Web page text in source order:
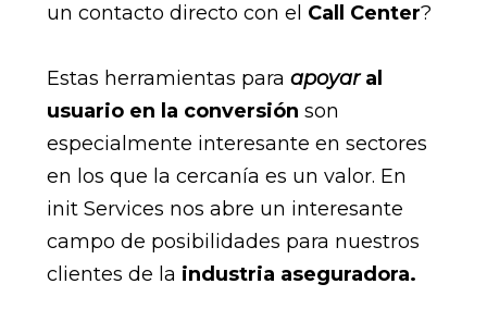
un contacto directo con el Call Center?
Estas herramientas para apoyaral
usuario en la conversión son
especialmente interesante en sectores
en los que la cercanía es un valor. En
init Services nos abre un interesante
campo de posibilidades para nuestros
clientes de la industria aseguradora.